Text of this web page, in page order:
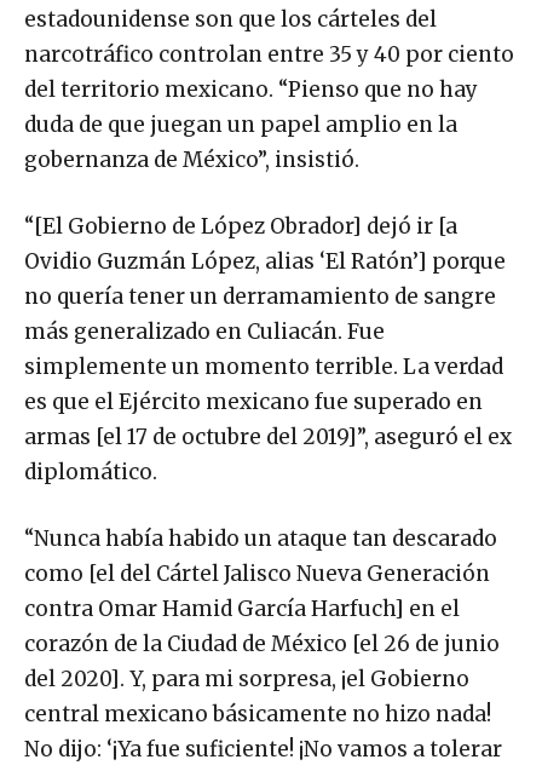
estadounidense son que los cárteles del
narcotráfico controlan entre 35 y 40 por ciento
del territorio mexicano. “Pienso que no hay
duda de que juegan un papel amplio en la
gobernanza de México”, insistió.
“[El Gobierno de López Obrador] dejó ir [a
Ovidio Guzmán López, alias ‘El Ratón’] porque
no quería tener un derramamiento de sangre
más generalizado en Culiacán. Fue
simplemente un momento terrible. La verdad
es que el Ejército mexicano fue superado en
armas [el 17 de octubre del 2019]”, aseguró el ex
diplomático.
“Nunca había habido un ataque tan descarado
como [el del Cártel Jalisco Nueva Generación
contra Omar Hamid García Harfuch] en el
corazón de la Ciudad de México [el 26 de junio
del 2020]. Y, para mi sorpresa, ¡el Gobierno
central mexicano básicamente no hizo nada!
No dijo: ‘¡Ya fue suficiente! ¡No vamos a tolerar